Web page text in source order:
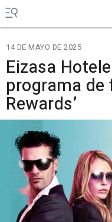
14 DE MAYO DE 2025
Eizasa
programa de
Rewards’